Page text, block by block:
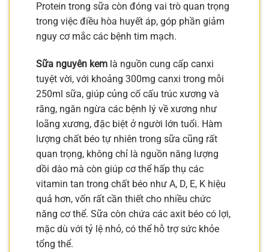
Protein trong sữa còn đóng vai trò quan trọng
trong việc điều hòa huyết áp, góp phần giảm
nguy cơ mắc các bệnh tim mạch.
Sữa nguyên kem là nguồn cung cấp canxi
tuyệt vời, với khoảng 300mg canxi trong mỗi
250ml sữa, giúp củng cố cấu trúc xương và
răng, ngăn ngừa các bệnh lý về xương như
loãng xương, đặc biệt ở người lớn tuổi. Hàm
lượng chất béo tự nhiên trong sữa cũng rất
quan trọng, không chỉ là nguồn năng lượng
dồi dào mà còn giúp cơ thể hấp thụ các
vitamin tan trong chất béo như A, D, E, K hiệu
quả hơn, vốn rất cần thiết cho nhiều chức
năng cơ thể. Sữa còn chứa các axit béo có lợi,
mặc dù với tỷ lệ nhỏ, có thể hỗ trợ sức khỏe
tổng thể.